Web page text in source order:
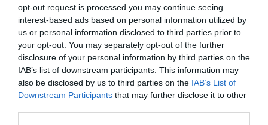
opt-out request is processed you may continue seeing
interest-based ads based on personal information utilized by
us or personal information disclosed to third parties prior to
your opt-out. You may separately opt-out of the further
disclosure of your personal information by third parties on the
IAB’s list of downstream participants. This information may
also be disclosed by us to third parties on the IAB’s List of
Downstream Participants that may further disclose it to other